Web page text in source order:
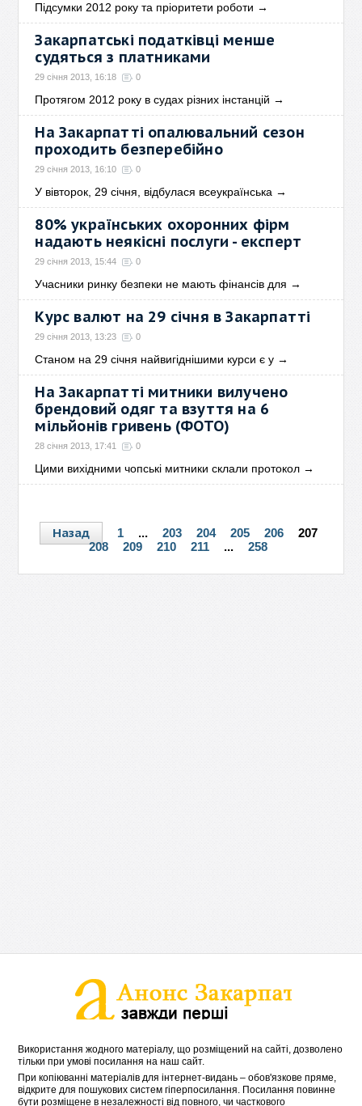
Підсумки 2012 року та пріоритети роботи →
Закарпатські податківці менше
судяться з платниками
29 січня 2013, 16:18 0
Протягом 2012 року в судах різних інстанцій →
На Закарпатті опалювальний сезон
проходить безперебійно
29 січня 2013, 16:10 0
У вівторок, 29 січня, відбулася всеукраїнська →
80% українських охоронних фірм
надають неякісні послуги - експерт
29 січня 2013, 15:44 0
Учасники ринку безпеки не мають фінансів для →
Курс валют на 29 січня в Закарпатті
29 січня 2013, 13:23 0
Станом на 29 січня найвигіднішими курси є у →
На Закарпатті митники вилучено
брендовий одяг та взуття на 6
мільйонів гривень (ФОТО)
28 січня 2013, 17:41 0
Цими вихідними чопські митники склали протокол →
Назад 1 ... 203 204 205 206
207
208
209 210 211 ... 258
Використання жодного матеріалу, що розміщений на сайті, дозволено
тільки при умові посилання на наш сайт.
При копіюванні матеріалів для інтернет-видань – обов'язкове пряме,
відкрите для пошукових систем гіперпосилання. Посилання повинне
бути розміщене в незалежності від повного, чи часткового